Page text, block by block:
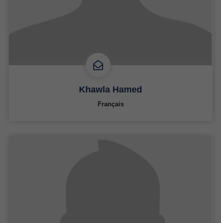
Khawla Hamed
Français